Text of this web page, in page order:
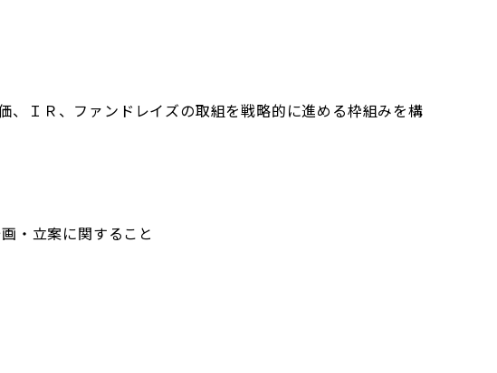
ＩＲ、ファンドレイズの取組を戦略的に進める枠組みを構
・立案に関すること